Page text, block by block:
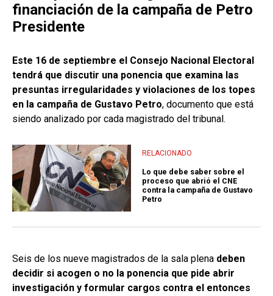
financiación de la campaña de Petro
Presidente
Este 16 de septiembre el Consejo Nacional Electoral
tendrá que discutir una ponencia que examina las
presuntas irregularidades y violaciones de los topes
en la campaña de Gustavo Petro, documento que está
siendo analizado por cada magistrado del tribunal.
RELACIONADO
Lo que debe saber sobre el
proceso que abrió el CNE
contra la campaña de Gustavo
Petro
Seis de los nueve magistrados de la sala plena deben
decidir si acogen o no la ponencia que pide abrir
investigación y formular cargos contra el entonces